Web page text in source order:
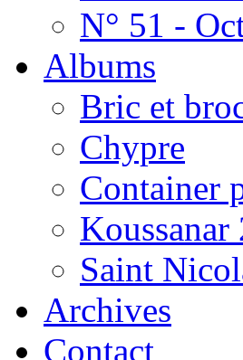
N° 51 -
Albums
Bric et
Chypre
Container
Koussanar
Saint
Archives
Contact